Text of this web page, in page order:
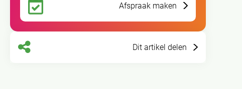
Afspraak maken
Dit artikel delen